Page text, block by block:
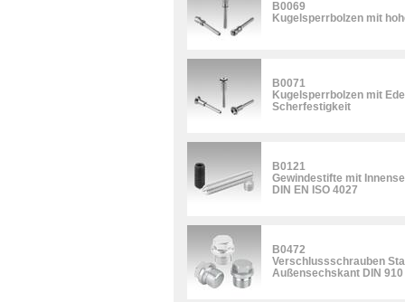
B0069
Kugelsperrbolzen mit
B0071
Kugelsperrbolzen mit
Scherfestigkeit
B0121
Gewindestifte mit
DIN EN ISO 4027
B0472
Verschlussschrauben
Außensechskant DIN 910